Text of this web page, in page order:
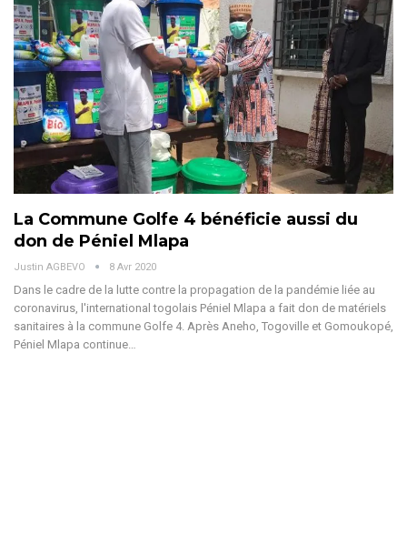
La Commune Golfe 4 bénéficie aussi du
don de Péniel Mlapa
Justin AGBEVO 8 Avr 2020
Dans le cadre de la lutte contre la propagation de la pandémie liée au
coronavirus, l'international togolais Péniel Mlapa a fait don de matériels
sanitaires à la commune Golfe 4. Après Aneho, Togoville et Gomoukopé,
Péniel Mlapa continue…